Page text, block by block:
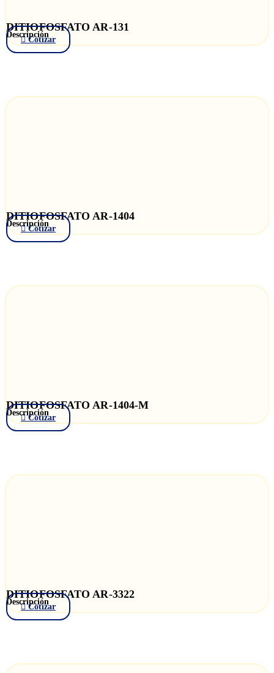
DITIOFOSFATO AR-131
Descripción
Cotizar
DITIOFOSFATO AR-1404
Descripción
Cotizar
DITIOFOSFATO AR-1404-M
Descripción
Cotizar
DITIOFOSFATO AR-3322
Descripción
Cotizar